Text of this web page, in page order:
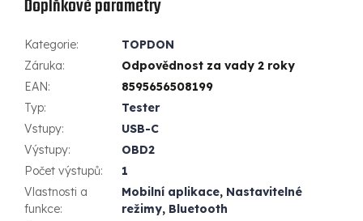
Doplňkové parametry
Kategorie:
TOPDON
Záruka:
Odpovědnost za vady 2 roky
EAN:
8595656508199
Typ:
Tester
Vstupy:
USB-C
Výstupy:
OBD2
Počet výstupů:
1
Vlastnosti a
funkce:
Mobilní aplikace, Nastavitelné
režimy, Bluetooth